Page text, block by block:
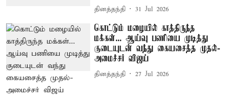
தினத்தந்தி 31 Jul 2026
கொட்டும் மழையில் காத்திருந்த
மக்கள்... ஆய்வு பணியை முடித்து
குடையுடன் வந்து கையசைத்த முதல்-
அமைச்சர் விஜய்
தினத்தந்தி 27 Jul 2026